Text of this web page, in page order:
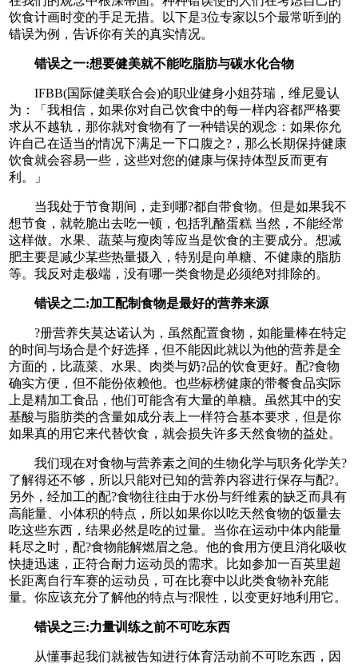
饮食计画时变的手足无措。以下是3位专家以5个最常听到的
错误为例，告诉你有关的真实情况。
错误之一:想要健美就不能吃脂肪与碳水化合物
IFBB(国际健美联合会)的职业健身小姐芬瑞，维尼曼认
为：「我相信，如果你对自己饮食中的每一样内容都严格要
求从不越轨，那你就对食物有了一种错误的观念：如果你允
许自己在适当的情况下满足一下口腹之?，那么长期保持健康
饮食就会容易一些，这些对您的健康与保持体型反而更有
利。」
当我处于节食期间，走到哪?都自带食物。但是如果我不
想节食，就乾脆出去吃一顿，包括乳酪蛋糕 当然，不能经常
这样做。水果、蔬菜与瘦肉等应当是饮食的主要成分。想减
肥主要是减少某些热量摄入，特别是向单糖、不健康的脂肪
等。我反对走极端，没有哪一类食物是必须绝对排除的。
错误之二:加工配制食物是最好的营养来源
?册营养失莫达诺认为，虽然配置食物，如能量棒在特定
的时间与场合是个好选择，但不能因此就以为他的营养是全
方面的，比蔬菜、水果、肉类与奶?品的饮食更好。配?食物
确实方便，但不能份依赖他。也些标榜健康的带餐食品实际
上是精加工食品，他们可能含有大量的单糖。虽然其中的安
基酸与脂肪类的含量如成分表上一样符合基本要求，但是你
如果真的用它来代替饮食，就会损失许多天然食物的益处。
我们现在对食物与营养素之间的生物化学与职务化学关?
了解得还不够，所以只能对已知的营养内容进行保存与配?。
另外，经加工的配?食物往往由于水份与纤维素的缺乏而具有
高能量、小体积的特点，所以如果你以吃天然食物的饭量去
吃这些东西，结果必然是吃的过量。当你在运动中体内能量
耗尽之时，配?食物能解燃眉之急。他的食用方便且消化吸收
快捷迅速，正符合耐力运动员的需求。比如参加一百英里超
长距离自行车赛的运动员，可在比赛中以此类食物补充能
量。你应该充分了解他的特点与?限性，以变更好地利用它。
错误之三:力量训练之前不可吃东西
从懂事起我们就被告知进行体育活动前不可吃东西，因